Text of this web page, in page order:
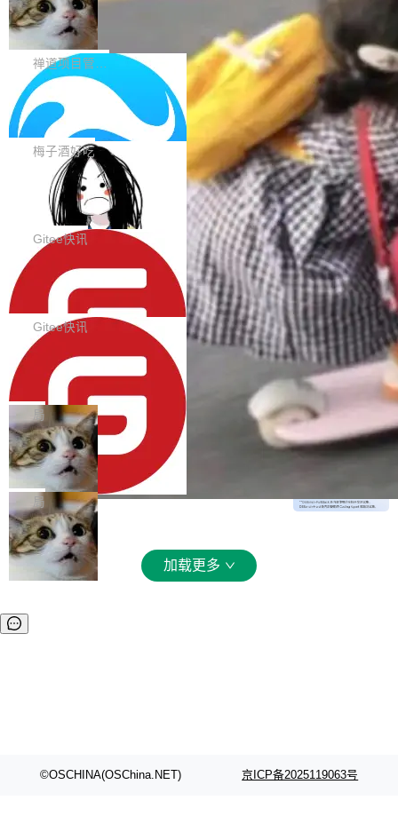
在触摸设备上显示为小圆点的问题。#58812 Ty
pography 优化 Typography 省略提示在大列表
中的渲染性能。#58806 修复 Typography...
nce Index vs Cost per Task 的散点图上，13
个模型排成一列，V4 Flash 贴着底部：$0.03
一次任务。 V4 Flash 的 Intelligence Index 得
分 50，在 101 个模型中排第 3。排在它前面
的：Claude Opus 5（61 分）、Claude Fable
5（60 分）、GPT-5.6 Sol（59 分）、Kimi K3
（57 分）、Grok 4...
禅道开源版 22.4 发布，内置 DevOps4.
0 正式版，提供从代码提交到交付的全
生命周期的管理能力
大家好， 禅道开源版22.4发布啦！本次发布我们
带来了DevOps4.0系列的首个正式版本。 DevO
ps4.0内置与禅道DevOps专业版同源的代码管理
核心，依托于全自研的GitFox代码托管引擎，我
们提供了从代码提交到交付的全生命周期的管理
能力。同时，我们 对禅道DevOps现有底层代码
进行了革命性的重构，为后续AI辅助编程、智能
代码评审及自动化运维的全面落地夯实了“一体
化”的基座。 新版本将为用户带来更好的使用体
验和更高的工作效率，感谢大家一直以来的支持
和反馈，我们将继续努力提供更优秀的产品和服
务！ 新增功能点 DevOps： 采用自研代码托管
平台，支持一站式安装，提供从代码提交到交付
的...
Solon 的 10 种 HTTP 服务器：改一行
依赖，换一个引擎
用 Solon 做线上项目有一阵子了，有个点总让新
接触的人觉得意外：服务器引擎是让你选的。 S
olon 内核约 0.3MB，不内置固定的 HTTP 服务
器。HTTP 引擎是一个独立插件。你选一个，或
者选两个，不同环境之间切换，一行应用代码都
不用改。 下面快速过一下 10 种 HTTP 服务器
选项，各自适合什么场景，以及怎么切换。 一行
依赖替换 在 Solon 里换 HTTP 服务器就是改 po
m.xml 里一个依赖，别的什么都不用动。 <depe
factId>solon-web</artifac...
梅子酒好吃
BootstrapBlazor v10.9.0 已经发布，B
ootstrap 样式的 Blazor UI 组件库
BootstrapBlazor v10.9.0 已经发布，Bootstrap
样式的 Blazor UI 组件库 此版本更新内容包括：
Release 2026-07-31 V10.9.0 Fixes fix(MultiFi
lter): 增加暗黑主题支持 by @ArgoZhang in htt
ps://github.com/dotnetcore/BootstrapBlazor/p
ull/8239 fix(Camera): 增加 exact 显式设置设备
id by @kkxkx in https://github.com/dotnetcor
e/BootstrapBlazor/pull/825...
Gitee快讯
SolonCode v2026.8.2 已经发布，终端
智能体
SolonCode v2026.8.2 已经发布，终端智能体
此版本更新内容包括： 优化 soloncode run 模
式（参考 run-headless-mode.md） 添加 solon
code web 国际化多语言支持 添加 soloncode w
eb 消息列表消息导航支持 修复 soloncode web
文件详情初次显示时语法高亮失效的问题 修复 s
oloncode web 审查详情文件名中文乱码的问题
细节优化 详情查看：https://gitee.com/opensol
on/soloncode/releases/v2026.8.2
Gitee快讯
OpenAI 宣布 GPT-5.6 Luna 价格下降
80%
OpenAI 宣布 GPT-5.6 Luna 价格下降 80%。输
入从每百万 token 1 美元砍到 0.2 美元，输出从
6 美元砍到 1.2 美元。GPT-5.6 Terra 降 20%。
旗舰 Sol 没降，但加了一个 Fast 模式——2.5
倍速度，2 倍价格，智商不变。 降价的理由不是
市场竞争，不是清库存，是 Sol 自己把自己优化
了。 这事分两步。第一步，OpenAI 把 GPT-5.6
Sol 部署上线。第二步，让 Sol 通过 Codex 自
己去优化自己的推理基础设施。Sol 学了 Triton
和 Gluon 两种 GPU 编程语言，重写了生产环境
局
DeepSeek-V4-Flash 官方 API 现已正
式上线公测
DeepSeek V4 Flash 正式版今天上线了。模型
结构和参数规模没变，还是 MoE 284B、激活 1
3B、100 万 token 上下文——只重新做了后训
练。但改完之后，Agent 能力直接把自家 4 月发
的 Pro Preview 给干了。 九项 Agent 基准测试
全部反超。Terminal Bench 2.1 从 61.8 涨到 8
ullStack 从 37.0 涨到 68.7。不说别的，一个 Fl
局
加载更多
©OSCHINA(OSChina.NET) 京ICP备2025119063号